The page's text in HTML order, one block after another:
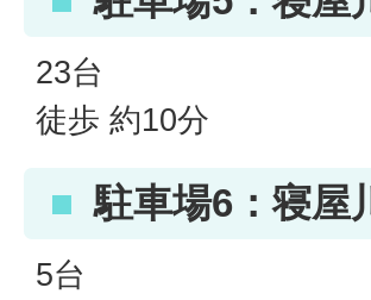
23台
徒歩 約10分
駐車場6：寝屋
5台